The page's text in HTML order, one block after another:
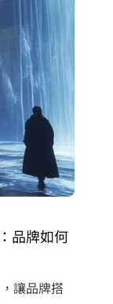
品牌如何
讓品牌搭